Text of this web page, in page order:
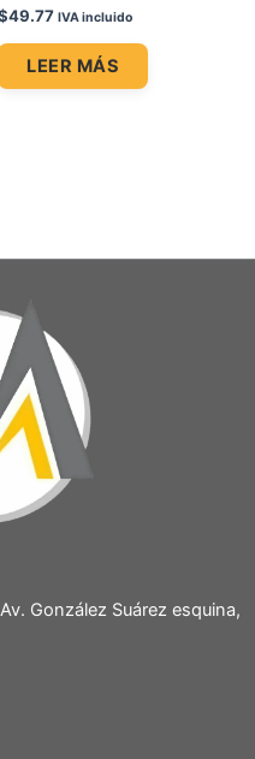
49.77 IVA incluido
LEER MÁS
González Suárez esquina,